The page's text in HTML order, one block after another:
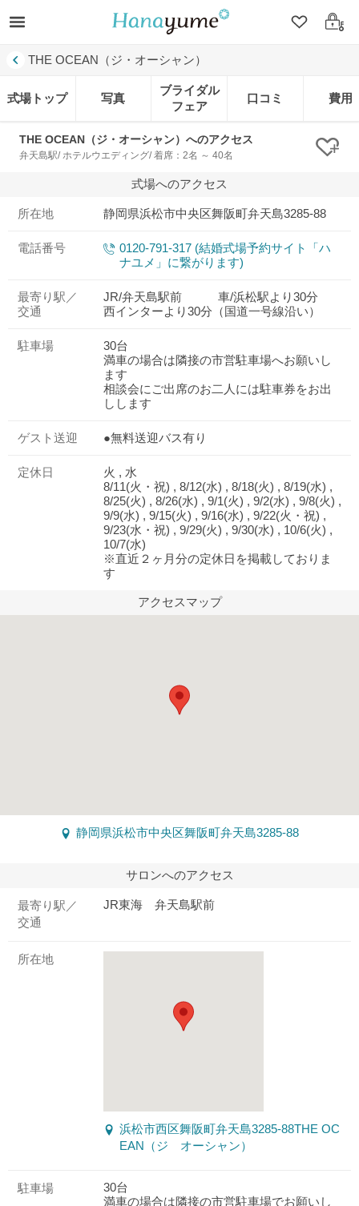
クリップ
ログ
THE OCEAN（ジ・オーシャン）
式場トップ 写真
ブライダル
フェア
口コミ 費用
THE OCEAN（ジ・オーシャン）へのアクセス
弁天島駅/ ホテルウエディング/ 着席：2名 ～ 40名 ク
式場へのアクセス
所在地 静岡県浜松市中央区舞阪町弁天島3285-88
電話番号
0120-791-317 (結婚式場予約サイト「ハ
ナユメ」に繋がります)
最寄り駅／
交通
JR/弁天島駅前 車/浜松駅より30分
西インターより30分（国道一号線沿い）
駐車場
30台
満車の場合は隣接の市営駐車場へお願いし
ます
相談会にご出席のお二人には駐車券をお出
しします
ゲスト送迎 ●無料送迎バス有り
定休日
火 , 水
8/11(火・祝) , 8/12(水) , 8/18(火) , 8/19(水) ,
8/25(火) , 8/26(水) , 9/1(火) , 9/2(水) , 9/8(火) ,
9/9(水) , 9/15(火) , 9/16(水) , 9/22(火・祝) ,
9/23(水・祝) , 9/29(火) , 9/30(水) , 10/6(火) ,
10/7(水)
※直近２ヶ月分の定休日を掲載しておりま
す
アクセスマップ
静岡県浜松市中央区舞阪町弁天島3285-88
サロンへのアクセス
最寄り駅／
交通
JR東海 弁天島駅前
所在地
浜松市西区舞阪町弁天島3285-88THE OC
EAN（ジ オーシャン）
駐車場
30台
満車の場合は隣接の市営駐車場でお願いし